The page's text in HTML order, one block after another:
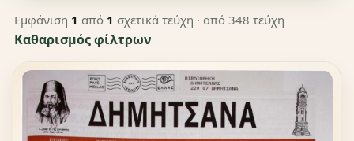
Εμφάνιση 1 από 1 σχετικά τεύχη · από 348 τεύχη
Καθαρισμός φίλτρων